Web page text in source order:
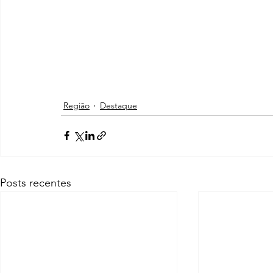
Região Destaque
Posts recentes